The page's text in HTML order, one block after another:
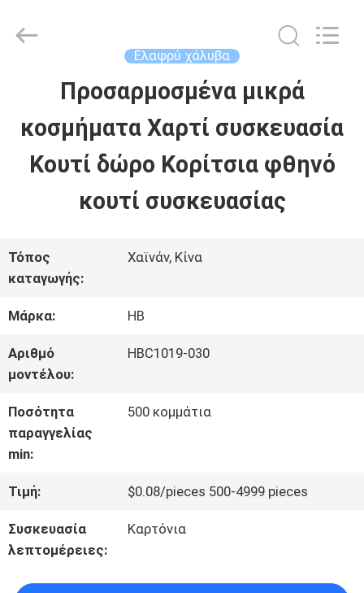
ΠΡΟΪΌΝΤΑ
ΣΧΕΤΙΚΆ
ΜΕ
ΕΜΆΣ
ΕΠΙΣΚΈΨΕΙΣ
ΣΤΟ
ΕΡΓΟΣΤΆΣΙΟ
ΈΛΕΓΧΟΣ
ΠΟΙΌΤΗΤΑΣ
ΕΠΙΚΟΙΝΩΝΉΣΤΕ
Ελαφρύ χάλυβα
Προσαρμοσμένα μικρά
κοσμήματα Χαρτί συσκευασία
Κουτί δώρο Κορίτσια φθηνό
κουτί συσκευασίας
Τόπος
καταγωγής:
Χαϊνάν, Κίνα
Μάρκα: HB
Αριθμό
μοντέλου:
HBC1019-030
Ποσότητα
παραγγελίας
min:
500 κομμάτια
Τιμή: $0.08/pieces 500-4999 pieces
Συσκευασία
λεπτομέρειες:
Καρτόνια